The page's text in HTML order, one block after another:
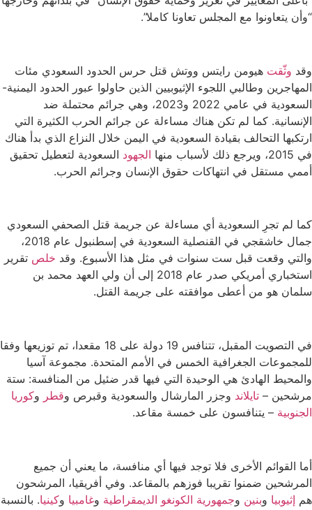
“وأن يتعاونوا مع المجلس تعاونا كاملا”.
وقد وثّقت هيومن رايتس ووتش قتل حرس الحدود السعودي مئات
المهاجرين وطالبي اللجوء الإثيوبيين الذين حاولوا عبور الحدود اليمنية-
السعودية في عامي 2022 و2023، وهي جرائم محتملة ضد
الإنسانية. كما لم تكن هناك مساءلة عن جرائم الحرب الكثيرة التي
ارتكبها التحالف بقيادة السعودية في اليمن خلال النزاع الذي بدأ هناك
في 2015، ويرجع ذلك لأسباب منها
الجهود السعودية لتعطيل تحقيق
أممي مستقل في انتهاكات حقوق الإنسان وجرائم الحرب.
كما لم تجرِ السعودية أي مساءلة عن جريمة قتل الصحفي السعودي
جمال خاشقجي في القنصلية السعودية في إسطنبول عام 2018،
والتي وقعت قبل ست سنوات في مثل هذا الأسبوع. وقد خلص تقرير
استخباري أمريكي صدر عام 2018 إلى أن ولي العهد محمد بن
سلمان هو من أعطى موافقته على جريمة القتل.
في التصويت المقبل، تتنافس 19 دولة على 18 مقعدا، تم توزيعها وفقا
للمجموعات الجغرافية الخمس في الأمم المتحدة. مجموعة آسيا
والمحيط الهادئ هي الوحيدة التي فيها قدر ضئيل من المنافسة: ستة
مرشحين – تايلاند وجزر المارشال والسعودية وقبرص وقطر وكوريا
الجنوبية – يتنافسون على خمسة مقاعد.
أما القوائم الأخرى فلا توجد فيها أي منافسة، ما يعني أن جميع
المرشحين ضمنوا تقريبا فوزهم بالمقاعد. وفي أفريقيا، المرشحون
هم إثيوبيا وبنين وجمهورية الكونغو الديمقراطية وغامبيا وكينيا. بالنسبة